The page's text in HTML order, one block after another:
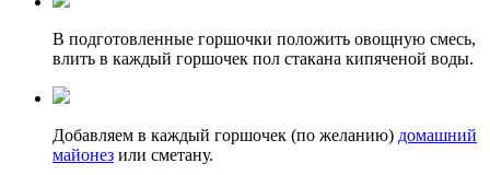
В подготовленные горшочки положить овощную смесь,
влить в каждый горшочек пол стакана кипяченой воды.
Добавляем в каждый горшочек (по желанию) домашний
майонез или сметану.